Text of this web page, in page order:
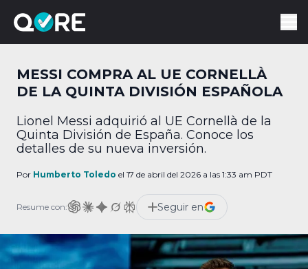
MESSI COMPRA AL UE CORNELLÀ
DE LA QUINTA DIVISIÓN ESPAÑOLA
Lionel Messi adquirió al UE Cornellà de la
Quinta División de España. Conoce los
detalles de su nueva inversión.
Por Humberto Toledo el 17 de abril del 2026 a las 1:33 am PDT
Resume con: Seguir en